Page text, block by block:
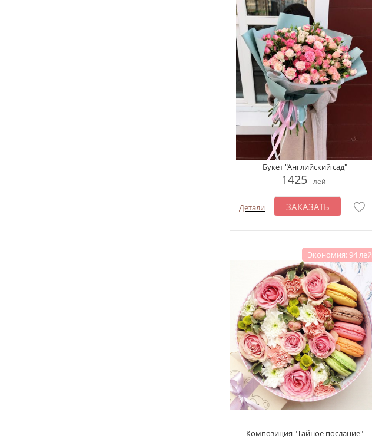
Букет "Английский сад"
1425 лей
Детали ЗАКАЗАТЬ
Экономия: 94 лей
Композиция "Тайное послание"